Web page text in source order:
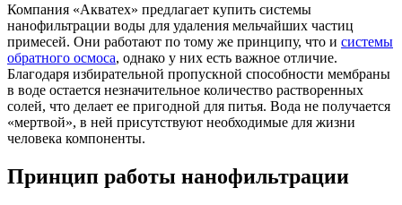
Компания «Акватех» предлагает купить системы
нанофильтрации воды для удаления мельчайших частиц
примесей. Они работают по тому же принципу, что и системы
обратного осмоса, однако у них есть важное отличие.
Благодаря избирательной пропускной способности мембраны
в воде остается незначительное количество растворенных
солей, что делает ее пригодной для питья. Вода не получается
«мертвой», в ней присутствуют необходимые для жизни
человека компоненты.
Принцип работы нанофильтрации